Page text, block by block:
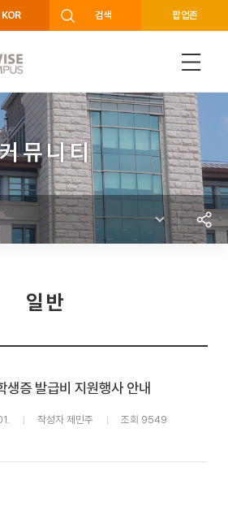
주메뉴 바로가기
푸터 바로가기
KOR 검색 팝업존
커뮤니티
일반
생증 발급비 지원행사 안내
작성자 제민주 조회 9549